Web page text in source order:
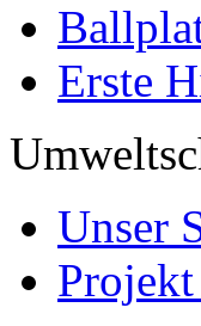
Erste
Unser
Projekt